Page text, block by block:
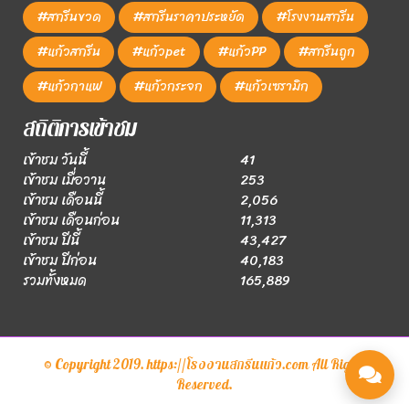
#สกรีนขวด
#สกรีนราคาประหยัด
#โรงงานสกรีน
#แก้วสกรีน
#แก้วpet #แก้วPP
#สกรีนถูก
#แก้วกาแฟ
#แก้วกระจก #แก้วเซรามิก
สถิติการเข้าชม
เข้าชม วันนี้
41
เข้าชม เมื่อวาน
253
เข้าชม เดือนนี้
2,056
เข้าชม เดือนก่อน
11,313
เข้าชม ปีนี้
43,427
เข้าชม ปีก่อน
40,183
รวมทั้งหมด
165,889
© Copyright 2019. https://โรงงานสกรีนแก้ว.com All Rights
Reserved.